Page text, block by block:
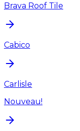
Brava Roof Tile
Cabico
Carlisle
Nouveau!